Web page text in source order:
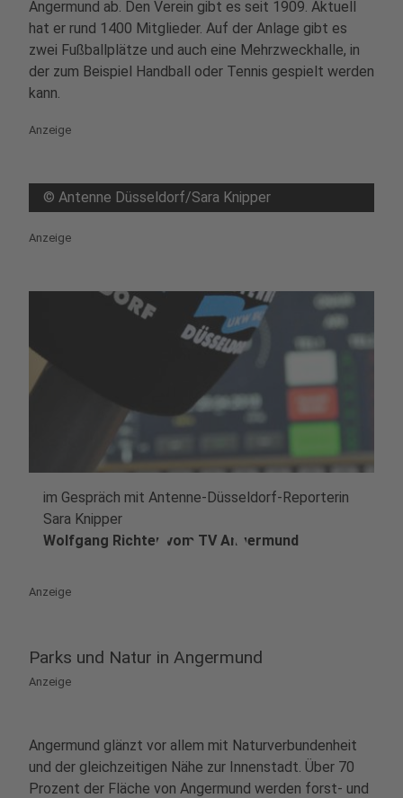
Angermund ab. Den Verein gibt es seit 1909. Aktuell
hat er rund 1400 Mitglieder. Auf der Anlage gibt es
zwei Fußballplätze und auch eine Mehrzweckhalle, in
der zum Beispiel Handball oder Tennis gespielt werden
kann.
Anzeige
© Antenne Düsseldorf/Sara Knipper
Anzeige
play_circle
im Gespräch mit Antenne-Düsseldorf-Reporterin
Sara Knipper
Wolfgang Richter vom TV Angermund
Anzeige
Parks und Natur in Angermund
Anzeige
Angermund glänzt vor allem mit Naturverbundenheit
und der gleichzeitigen Nähe zur Innenstadt. Über 70
Prozent der Fläche von Angermund werden forst- und